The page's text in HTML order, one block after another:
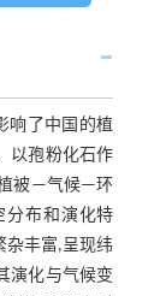
响了中国的植
以孢粉化石作
植被—气候—环
分布和演化特
杂丰富,呈现纬
演化与气候变